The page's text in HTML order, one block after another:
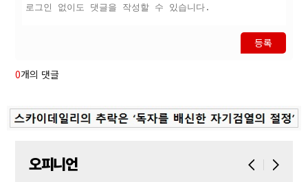
등록
0개의 댓글
오피니언